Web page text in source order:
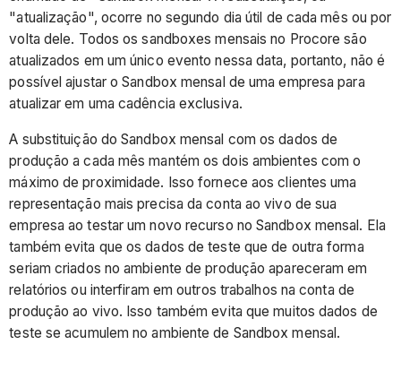
"atualização", ocorre no segundo dia útil de cada mês ou por
volta dele. Todos os sandboxes mensais no Procore são
atualizados em um único evento nessa data, portanto, não é
possível ajustar o Sandbox mensal de uma empresa para
atualizar em uma cadência exclusiva.
A substituição do Sandbox mensal com os dados de
produção a cada mês mantém os dois ambientes com o
máximo de proximidade. Isso fornece aos clientes uma
representação mais precisa da conta ao vivo de sua
empresa ao testar um novo recurso no Sandbox mensal. Ela
também evita que os dados de teste que de outra forma
seriam criados no ambiente de produção apareceram em
relatórios ou interfiram em outros trabalhos na conta de
produção ao vivo. Isso também evita que muitos dados de
teste se acumulem no ambiente de Sandbox mensal.